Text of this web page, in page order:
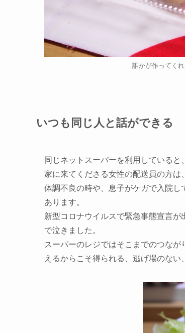
誰かが作ってく
いつも同じ人と話ができる
同じネットスーパーを利用していると
家に来てくださる女性の配送員の方は
体調不良の時や、息子がケガで入院
あります。
新型コロナウイルスで緊急事態宣言
で泣きました。
スーパーのレジではそこまでのつな
えるからこそ得られる、逃げ場のな